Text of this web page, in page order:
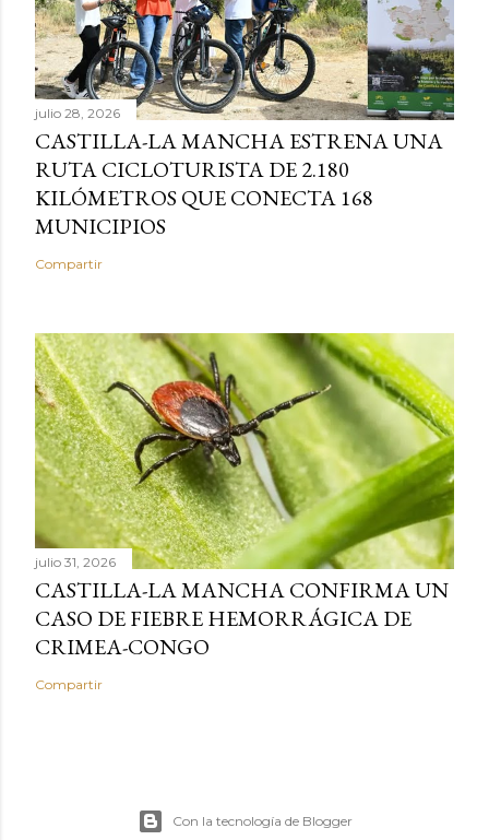
julio 28, 2026
CASTILLA-LA MANCHA ESTRENA UNA
RUTA CICLOTURISTA DE 2.180
KILÓMETROS QUE CONECTA 168
MUNICIPIOS
Compartir
julio 31, 2026
CASTILLA-LA MANCHA CONFIRMA UN
CASO DE FIEBRE HEMORRÁGICA DE
CRIMEA-CONGO
Compartir
Con la tecnología de Blogger